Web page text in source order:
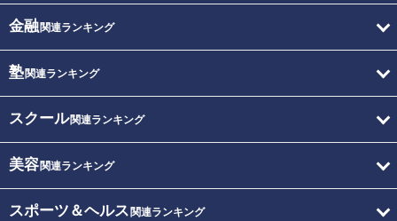
金融関連ランキング
塾関連ランキング
スクール関連ランキング
美容関連ランキング
スポーツ＆ヘルス 関連ランキング